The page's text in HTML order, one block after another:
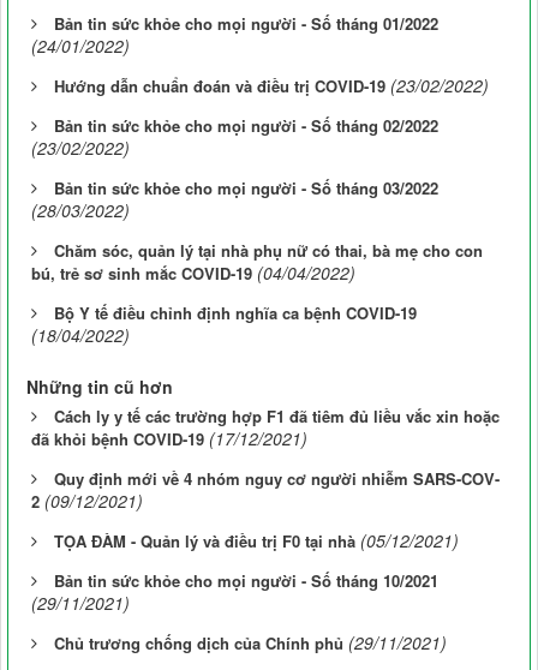
Bản tin sức khỏe cho mọi người - Số tháng 01/2022
(24/01/2022)
Hướng dẫn chuẩn đoán và điều trị COVID-19 (23/02/2022)
Bản tin sức khỏe cho mọi người - Số tháng 02/2022
(23/02/2022)
Bản tin sức khỏe cho mọi người - Số tháng 03/2022
(28/03/2022)
Chăm sóc, quản lý tại nhà phụ nữ có thai, bà mẹ cho con
bú, trẻ sơ sinh mắc COVID-19 (04/04/2022)
Bộ Y tế điều chỉnh định nghĩa ca bệnh COVID-19
(18/04/2022)
Những tin cũ hơn
Cách ly y tế các trường hợp F1 đã tiêm đủ liều vắc xin hoặc
đã khỏi bệnh COVID-19 (17/12/2021)
Quy định mới về 4 nhóm nguy cơ người nhiễm SARS-COV-
2 (09/12/2021)
TỌA ĐÀM - Quản lý và điều trị F0 tại nhà (05/12/2021)
Bản tin sức khỏe cho mọi người - Số tháng 10/2021
(29/11/2021)
Chủ trương chống dịch của Chính phủ (29/11/2021)